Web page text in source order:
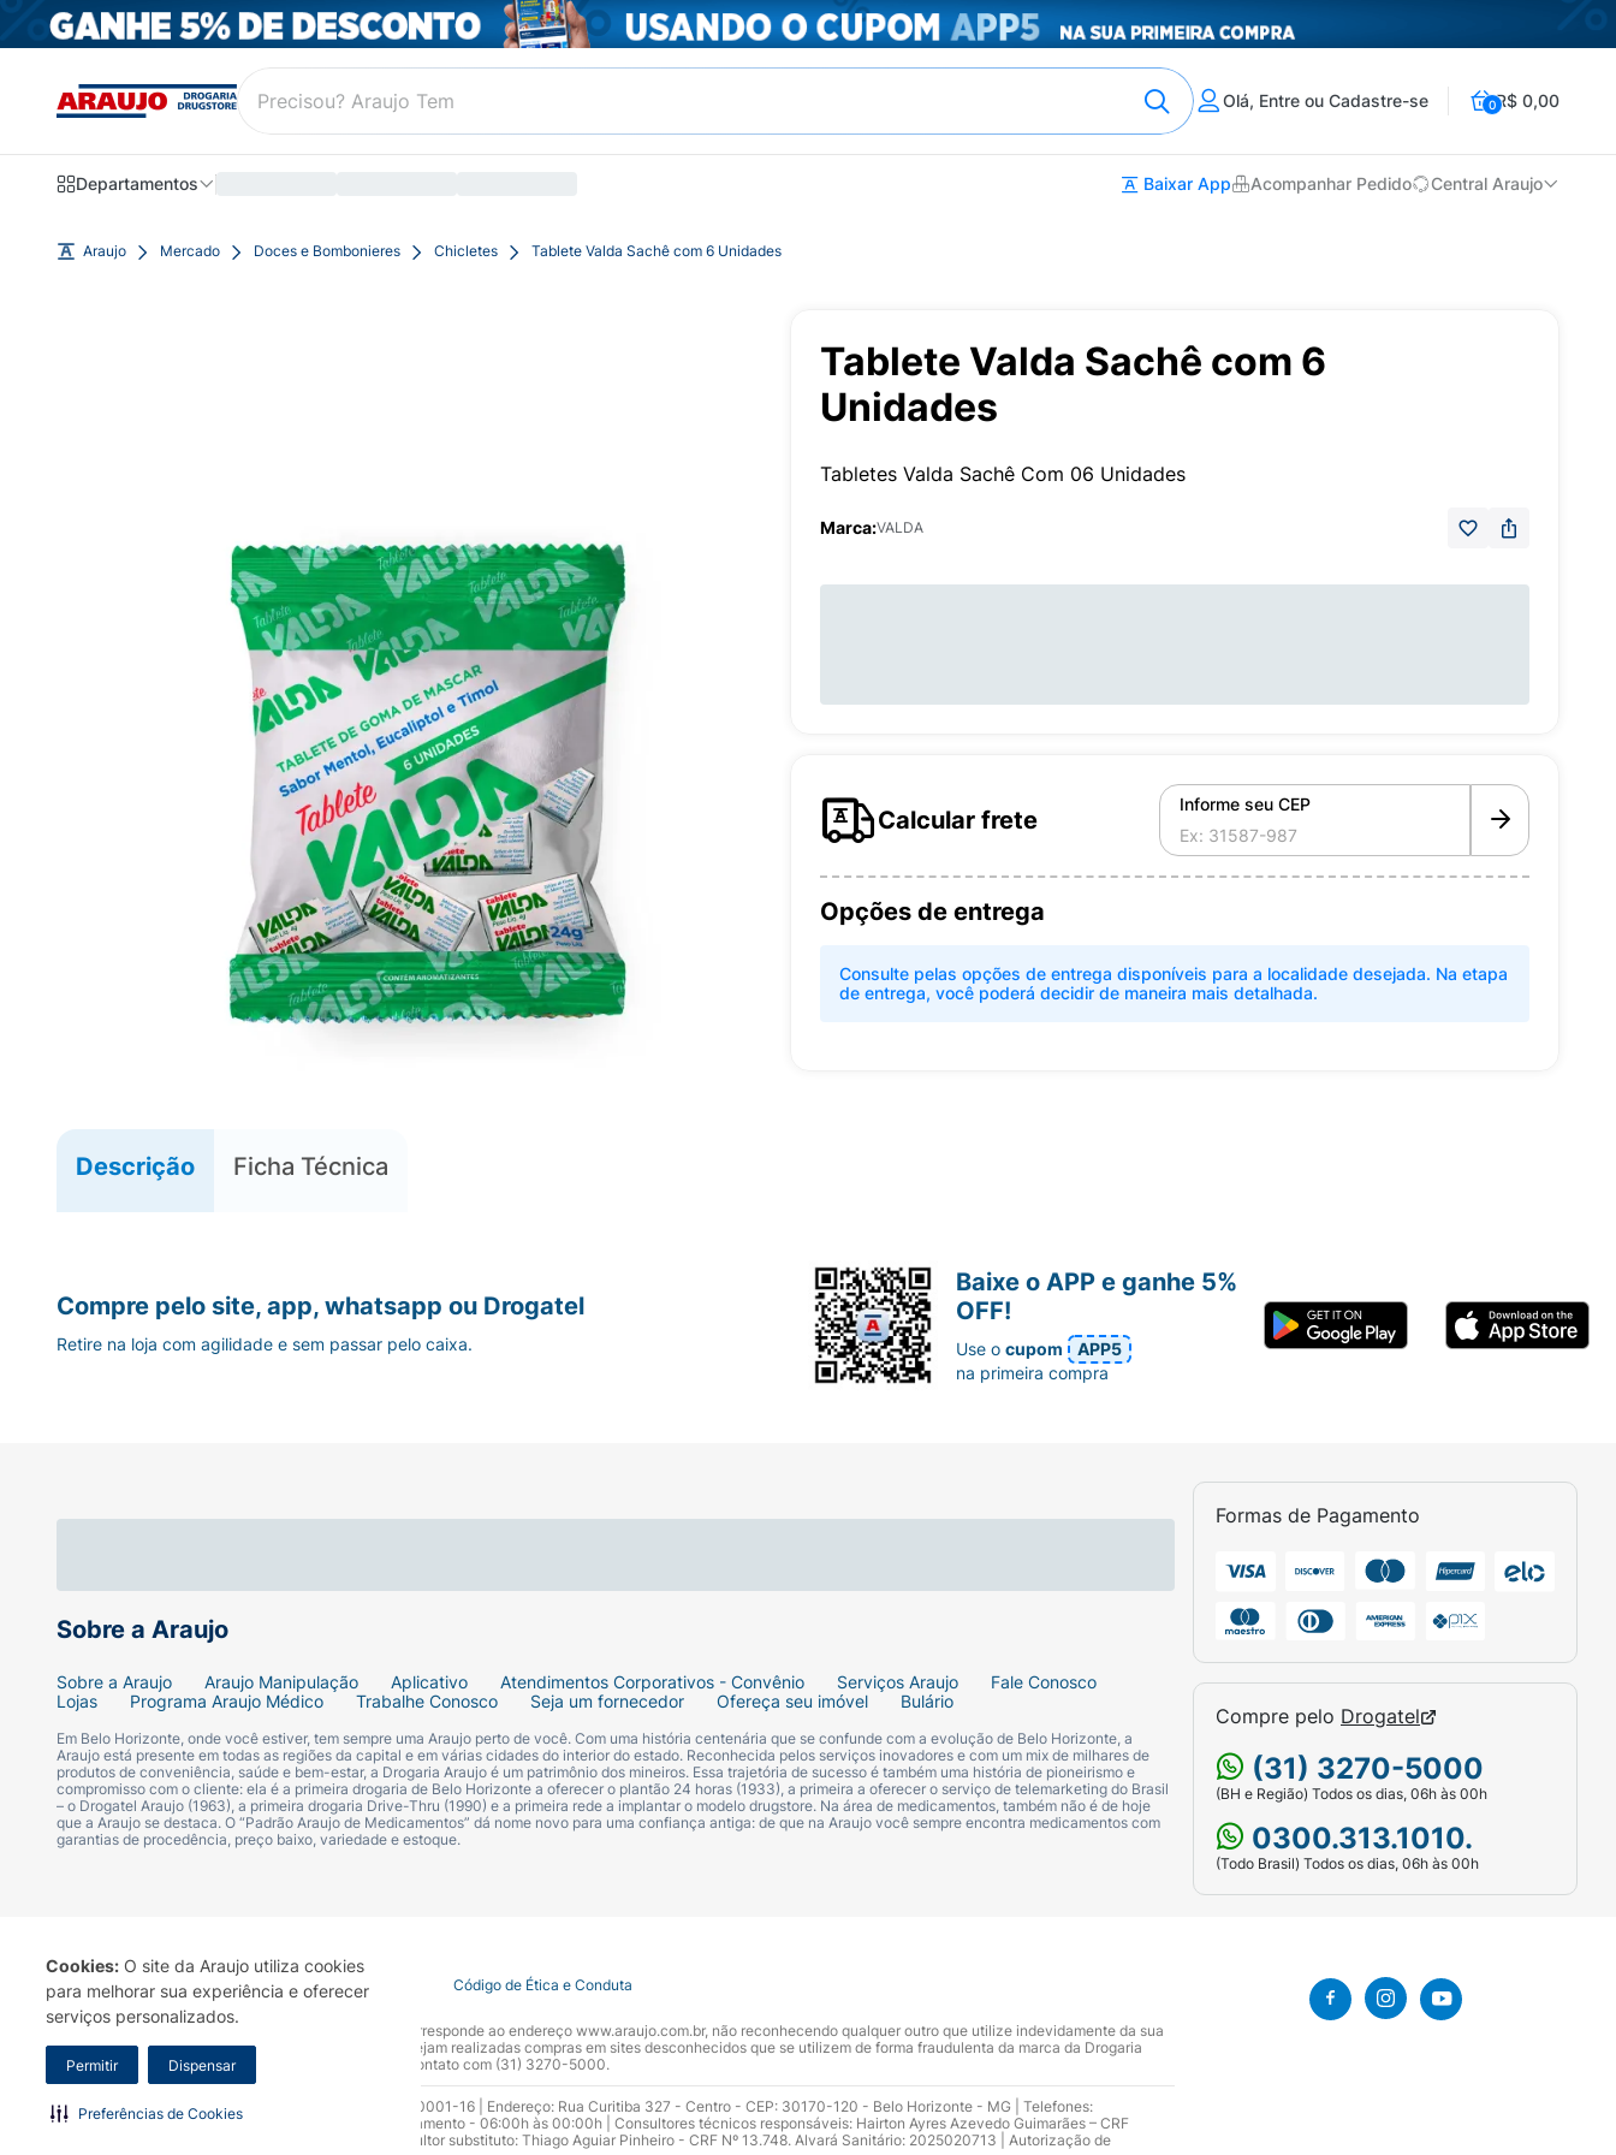
Cookies: O site da Araujo utiliza cookies
para melhorar sua experiência e oferecer
serviços personalizados.
Permitir Dispensar
Preferências de Cookies
Olá, Entre ou Cadastre-se 0R$ 0,00
Departamentos Baixar App Acompanhar Pedido Central Araujo
Araujo Mercado Doces e Bombonieres Chicletes Tablete Valda Sachê com 6 Unidades
Tablete Valda Sachê com 6
Unidades
Tabletes Valda Sachê Com 06 Unidades
Marca:VALDA
Calcular frete
Informe seu CEP
Opções de entrega
Consulte pelas opções de entrega disponíveis para a localidade desejada. Na etapa
de entrega, você poderá decidir de maneira mais detalhada.
Descrição Ficha Técnica
Sobre a Araujo
Sobre a Araujo Araujo Manipulação Aplicativo Atendimentos Corporativos - Convênio Serviços Araujo
Fale Conosco
Lojas
Programa Araujo Médico Trabalhe Conosco Seja um fornecedor Ofereça seu imóvel Bulário
Em Belo Horizonte, onde você estiver, tem sempre uma Araujo perto de você. Com uma história centenária que se confunde com a evolução de Belo Horizonte, a
Araujo está presente em todas as regiões da capital e em várias cidades do interior do estado. Reconhecida pelos serviços inovadores e com um mix de milhares de
produtos de conveniência, saúde e bem-estar, a Drogaria Araujo é um patrimônio dos mineiros. Essa trajetória de sucesso é também uma história de pioneirismo e
compromisso com o cliente: ela é a primeira drogaria de Belo Horizonte a oferecer o plantão 24 horas (1933), a primeira a oferecer o serviço de telemarketing do Brasil
– o Drogatel Araujo (1963), a primeira drogaria Drive-Thru (1990) e a primeira rede a implantar o modelo drugstore. Na área de medicamentos, também não é de hoje
que a Araujo se destaca. O “Padrão Araujo de Medicamentos” dá nome novo para uma confiança antiga: de que na Araujo você sempre encontra medicamentos com
garantias de procedência, preço baixo, variedade e estoque.
Formas de Pagamento
Compre pelo Drogatel
(31) 3270-5000
(BH e Região) Todos os dias, 06h às 00h
0300.313.1010.
(Todo Brasil) Todos os dias, 06h às 00h
Compre pelo site, app, whatsapp ou Drogatel
Retire na loja com agilidade e sem passar pelo caixa.
Baixe o APP e ganhe 5%
OFF!
Use ocupom
APP5
na primeira compra
Termo de Uso Portal da Privacidade Covid-19 Código de Ética e Conduta
A Drogaria Araujo S/A informa que o seu site oficial corresponde ao endereço www.araujo.com.br, não reconhecendo qualquer outro que utilize indevidamente da sua
marca. Para sua segurança recomendamos que não sejam realizadas compras em sites desconhecidos que se utilizem de forma fraudulenta da marca da Drogaria
Araujo S.A. Em caso de dúvidas, gentileza entrar em contato com (31) 3270-5000.
Razão Social: Drogaria Araujo S.A | CNPJ: 17.256.512.0001-16 | Endereço: Rua Curitiba 327 - Centro - CEP: 30170-120 - Belo Horizonte - MG | Telefones:
0300.313.1010 e (31) 3270-5000 Horário de funcionamento - 06:00h às 00:00h | Consultores técnicos responsáveis: Hairton Ayres Azevedo Guimarães – CRF
10.965 | Yasmin Silva Alvarenga – CRF 52.584 - Consultor substituto: Thiago Aguiar Pinheiro - CRF Nº 13.748. Alvará Sanitário: 2025020713 | Autorização de